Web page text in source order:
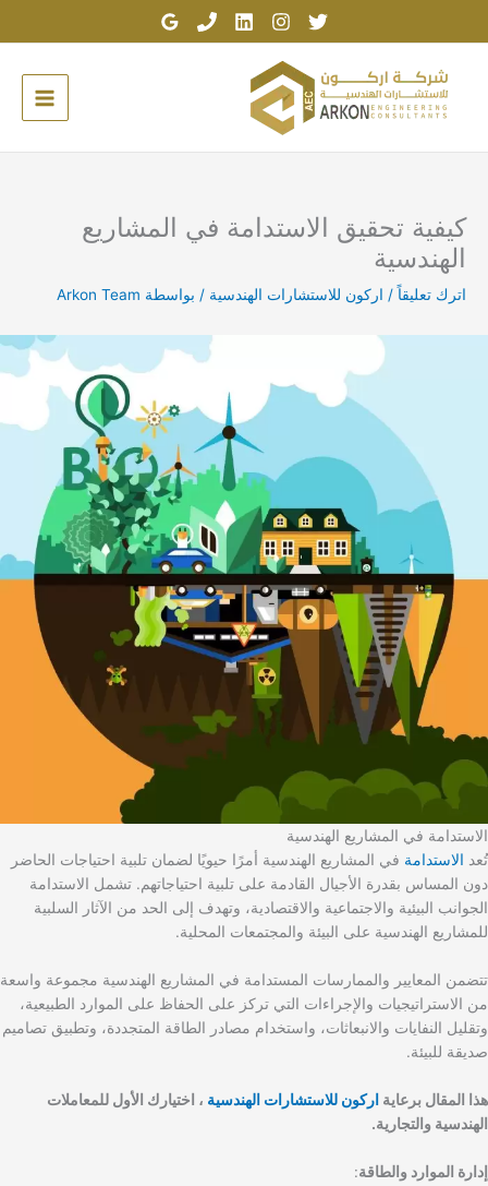
كيفية تحقيق الاستدامة في المشاريع
الهندسية
اترك تعليقاً / اركون للاستشارات الهندسية / بواسطة Arkon Team
الاستدامة في المشاريع الهندسية
تُعد الاستدامة في المشاريع الهندسية أمرًا حيويًا لضمان تلبية احتياجات الحاضر
دون المساس بقدرة الأجيال القادمة على تلبية احتياجاتهم. تشمل الاستدامة
الجوانب البيئية والاجتماعية والاقتصادية، وتهدف إلى الحد من الآثار السلبية
للمشاريع الهندسية على البيئة والمجتمعات المحلية.
تتضمن المعايير والممارسات المستدامة في المشاريع الهندسية مجموعة واسعة
من الاستراتيجيات والإجراءات التي تركز على الحفاظ على الموارد الطبيعية،
وتقليل النفايات والانبعاثات، واستخدام مصادر الطاقة المتجددة، وتطبيق تصاميم
صديقة للبيئة.
هذا المقال برعاية اركون للاستشارات الهندسية ، اختيارك الأول للمعاملات
الهندسية والتجارية.
إدارة الموارد والطاقة: